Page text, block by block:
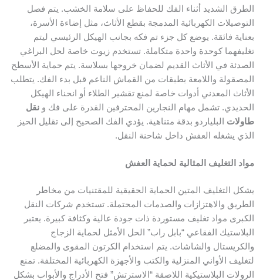
الطرق الشديد أثناء الفك للحفاظ على سلامة الخشب. يتم فصل
التوصيلات الكهربائية المدمجة بقطع الأثاث، مثل إضاءة الأسرة،
بعناية فائقة. يوضع كل جزء تم فكه بجانب الهيكل الرئيسي ليتم
تغليفهما كوحدة واحدة متكاملة. تستخدم زيوت خاصة لحل البراغي
الصدئة في الأثاث القديم لضمان خروجها بسلاسة. يتم حماية الأسطح
المصقولة واللامعة بطبقات من القماش الناعم قبل بدء الفك. يتطلب
الأثاث المعدني أدوات خاصة لمنع تقشير الطلاء أو انحناء الهيكل
الحديدي. تشمل مهام النجارين المحترفين القدرة على فك و نقل
طاولات البلياردو بدقة متناهية. يؤدي الفك الصحيح إلى تقليل الحيز
الذي يشغله العفش داخل شاحنة النقل.
مواد التغليف المثالية لحماية العفش
يشكل التغليف المتين الحماية الحقيقية للمقتنيات من مخاطر
الطريق والاهتزازات والصدمات المحتملة. تستخدم شركات النقل
الكبرى مواد تغليف مستوردة ذات جودة عالية وكثافة كبيرة. يعتبر
البلاستيك الفقاعي “بابل راب” الحل الأمثل لحماية الزجاج
والكريستال والشاشات. يتم استخدام الكرتون المقوى والمضلع
لتغليف الأواني المنزلية والكتب والأجهزة الكهربائية المختلفة. تمنع
الرولات البلاستيكية اللاصقة “الاسترتش” فتح الأدراج والأبواب بشكل